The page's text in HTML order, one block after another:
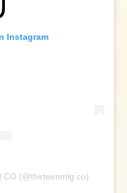
Instagram
(@thirteenmlg.co)